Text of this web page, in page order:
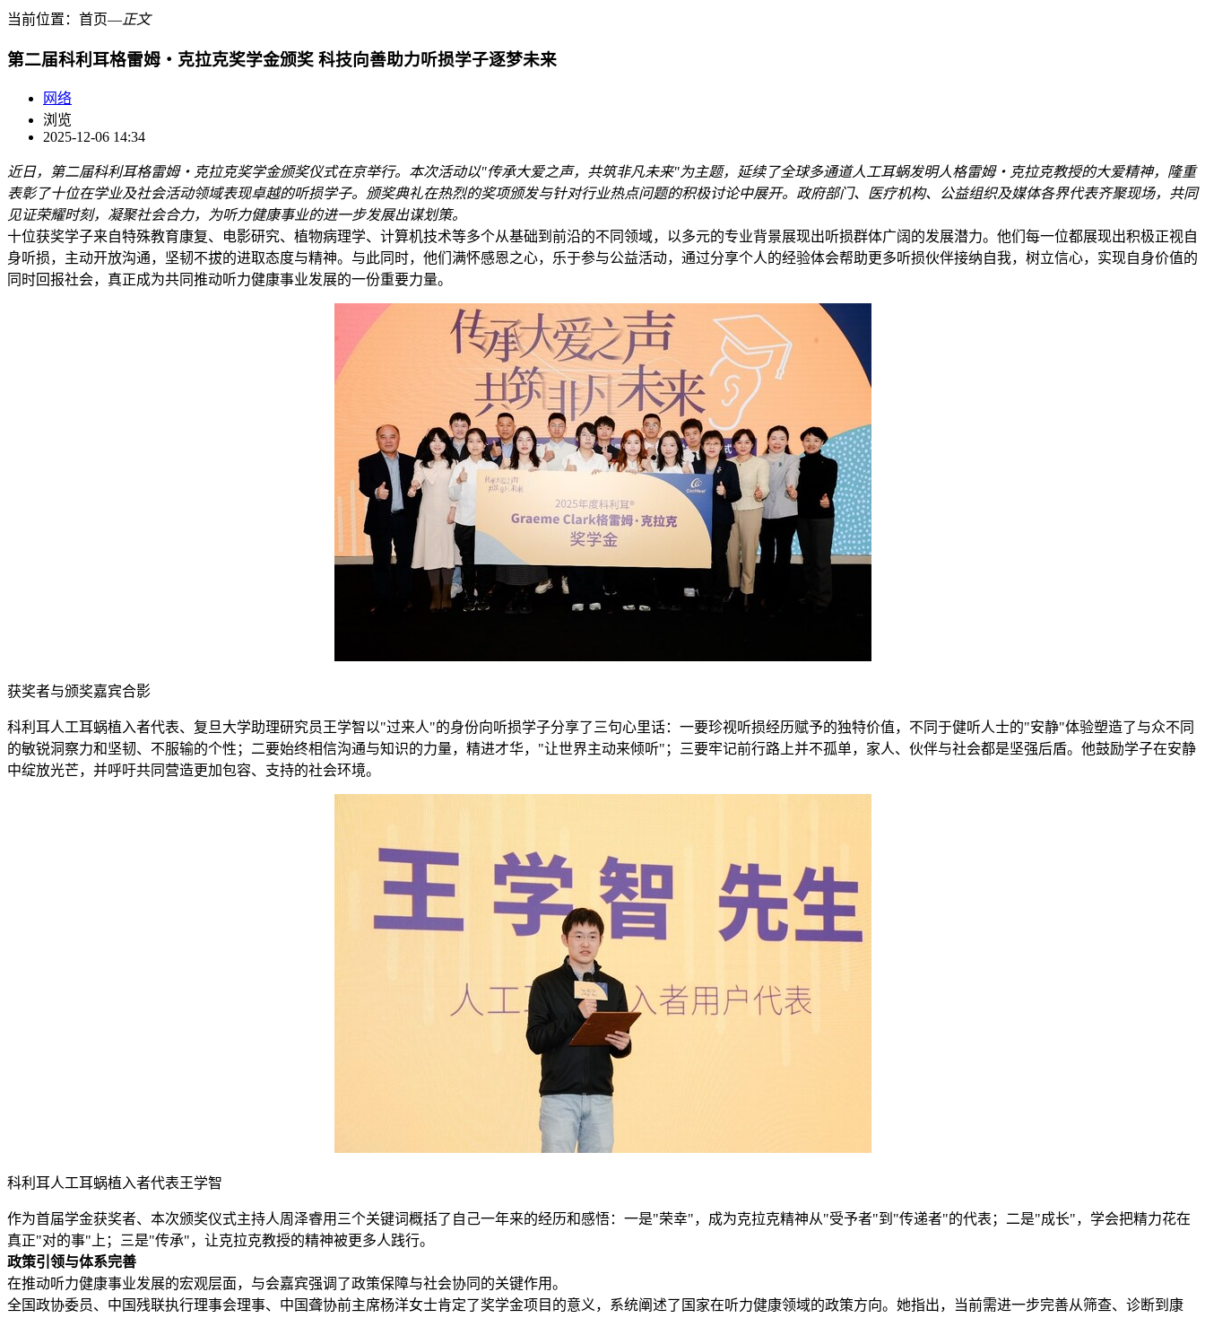
当前位置： 首页―正文
第二届科利耳格雷姆・克拉克奖学金颁奖 科技向善助力听损学子逐梦未来
网络
浏览
2025-12-06 14:34
近日，第二届科利耳格雷姆・ 克拉克奖学金颁奖仪式在京举行。本次活动以"传承大爱之声，共筑非凡未来"为主题，延续了全球多通道人工耳蜗发明人格雷姆・克拉克教授的大爱精神，隆重
表彰了十位在学业及社会活动领域表现卓越的听损学子。颁奖典礼在热烈的奖项颁发与针对行业热点问题的积极讨论中展开。政府部门、医疗机构、公益组织及媒体各界代表齐聚现场，共同
见证荣耀时刻，凝聚社会合力，为听力健康事业的进一步发展出谋划策。
十位获奖学子来自特殊教育康复、电影研究、植物病理学、计算机技术等多个从基础到前沿的不同领域，以多元的专业背景展现出听损群体广阔的发展潜力。他们每一位都展现出积极正视自
身听损，主动开放沟通，坚韧不拔的进取态度与精神。与此同时，他们满怀感恩之心，乐于参与公益活动，通过分享个人的经验体会帮助更多听损伙伴接纳自我，树立信心，实现自身价值的
同时回报社会，真正成为共同推动听力健康事业发展的一份重要力量。
获奖者与颁奖嘉宾合影
科利耳人工耳蜗植入者代表、复旦大学助理研究员王学智以"过来人"的身份向听损学子分享了三句心里话：一要珍视听损经历赋予的独特价值，不同于健听人士的"安静"体验塑造了与众不同
的敏锐洞察力和坚韧、不服输的个性；二要始终相信沟通与知识的力量，精进才华，"让世界主动来倾听"；三要牢记前行路上并不孤单，家人、伙伴与社会都是坚强后盾。他鼓励学子在安静
中绽放光芒，并呼吁共同营造更加包容、支持的社会环境。
科利耳人工耳蜗植入者代表王学智
作为首届学金获奖者、本次颁奖仪式主持人周泽睿用三个关键词概括了自己一年来的经历和感悟：一是"荣幸"，成为克拉克精神从"受予者"到"传递者"的代表；二是"成长"，学会把精力花在
真正"对的事"上；三是"传承"，让克拉克教授的精神被更多人践行。
政策引领与体系完善
在推动听力健康事业发展的宏观层面，与会嘉宾强调了政策保障与社会协同的关键作用。
全国政协委员、中国残联执行理事会理事、中国聋协前主席杨洋女士肯定了奖学金项目的意义，系统阐述了国家在听力健康领域的政策方向。她指出，当前需进一步完善从筛查、诊断到康